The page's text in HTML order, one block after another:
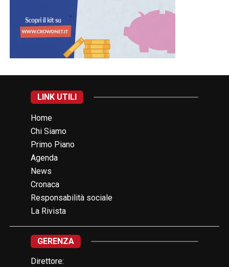
LINK UTILI
Home
Chi Siamo
Primo Piano
Agenda
News
Cronaca
Responsabilità sociale
La Rivista
GERENZA
Direttore: